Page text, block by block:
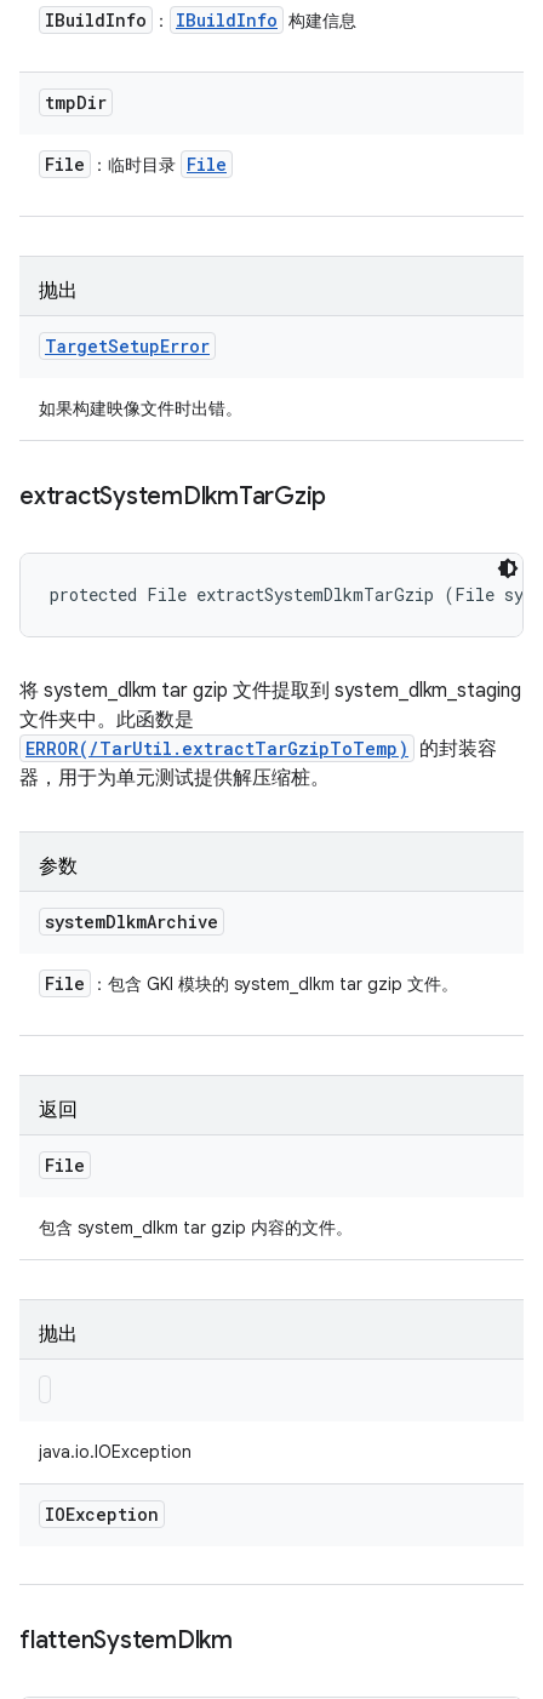
IBuildInfo ： IBuildInfo 构建信息
tmpDir
File ：临时目录 File
抛出
TargetSetupError
如果构建映像文件时出错。
extractSystemDlkmTarGzip
protected File extractSystemDlkmTarGzip (File
将 system_dlkm tar gzip 文件提取到 system_dlkm_staging
文件夹中。此函数是
ERROR(/TarUtil.extractTarGzipToTemp)
的封装容
器，用于为单元测试提供解压缩桩。
参数
systemDlkmArchive
File ：包含 GKI 模块的 system_dlkm tar gzip 文件。
返回
File
包含 system_dlkm tar gzip 内容的文件。
抛出
java.io.IOException
IOException
flattenSystemDlkm